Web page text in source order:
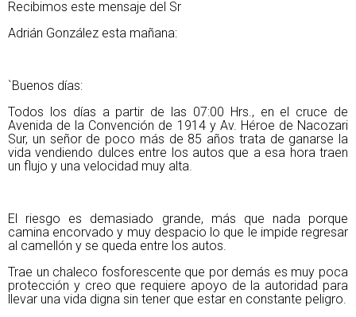
Recibimos este mensaje del Sr
Adrián González esta mañana:
`Buenos días:
Todos los días a partir de las 07:00 Hrs., en el cruce de
Avenida de la Convención de 1914 y Av. Héroe de Nacozari
Sur, un señor de poco más de 85 años trata de ganarse la
vida vendiendo dulces entre los autos que a esa hora traen
un flujo y una velocidad muy alta.
El riesgo es demasiado grande, más que nada porque
camina encorvado y muy despacio lo que le impide regresar
al camellón y se queda entre los autos.
Trae un chaleco fosforescente que por demás es muy poca
protección y creo que requiere apoyo de la autoridad para
llevar una vida digna sin tener que estar en constante peligro.